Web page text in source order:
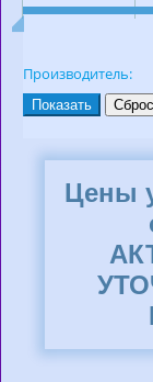
Производитель:
Цены